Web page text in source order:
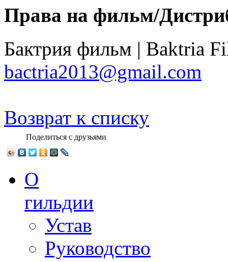
Права на фильм/
Бактрия фильм | Baktria
bactria2013@gmail.com
Возврат к списку
Поделиться с друзьями
О
гильдии
Устав
Руководство